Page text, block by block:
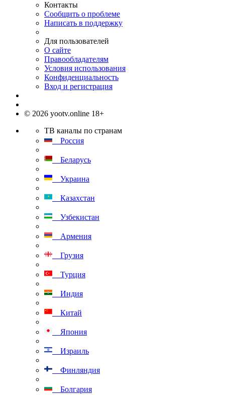
Контакты
Сообщить о проблеме
Написать в поддержку
Для пользователей
О сайте
Правообладателям
Условия использования
Конфиденциальность
Вход и регистрация
© 2026 yootv.online 18+
ТВ каналы по странам
Россия
Беларусь
Украина
Казахстан
Узбекистан
Армения
Грузия
Турция
Индия
Китай
Япония
Израиль
Финляндия
Болгария